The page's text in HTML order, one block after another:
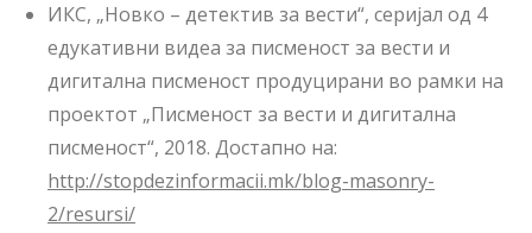
ИКС, „Новко – детектив за вести“, серијал од 4
едукативни видеа за писменост за вести и
дигитална писменост продуцирани во рамки на
проектот „Писменост за вести и дигитална
писменост“, 2018. Достапно на:
http://stopdezinformacii.mk/blog-masonry-
2/resursi/